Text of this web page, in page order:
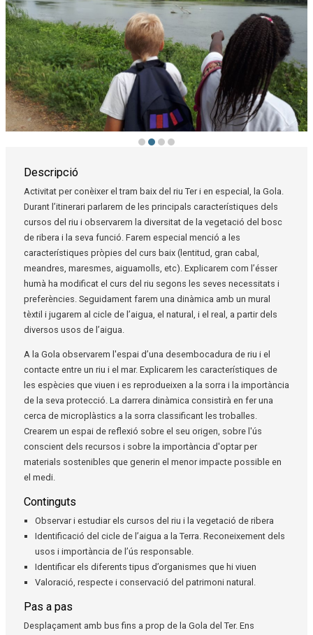
Descripció
Activitat per conèixer el tram baix del riu Ter i en especial, la Gola.
Durant l’itinerari parlarem de les principals característiques dels
cursos del riu i observarem la diversitat de la vegetació del bosc
de ribera i la seva funció. Farem especial menció a les
característiques pròpies del curs baix (lentitud, gran cabal,
meandres, maresmes, aiguamolls, etc). Explicarem com l’ésser
humà ha modificat el curs del riu segons les seves necessitats i
preferències. Seguidament farem una dinàmica amb un mural
tèxtil i jugarem al cicle de l’aigua, el natural, i el real, a partir dels
diversos usos de l’aigua.
A la Gola observarem l'espai d’una desembocadura de riu i el
contacte entre un riu i el mar. Explicarem les característiques de
les espècies que viuen i es reprodueixen a la sorra i la importància
de la seva protecció. La darrera dinàmica consistirà en fer una
cerca de microplàstics a la sorra classificant les troballes.
Crearem un espai de reflexió sobre el seu origen, sobre l'ús
conscient dels recursos i sobre la importància d'optar per
materials sostenibles que generin el menor impacte possible en
el medi.
Continguts
Observar i estudiar els cursos del riu i la vegetació de ribera
Identificació del cicle de l’aigua a la Terra. Reconeixement dels
usos i importància de l’ús responsable.
Identificar els diferents tipus d’organismes que hi viuen
Valoració, respecte i conservació del patrimoni natural.
Pas a pas
Desplaçament amb bus fins a prop de la Gola del Ter. Ens